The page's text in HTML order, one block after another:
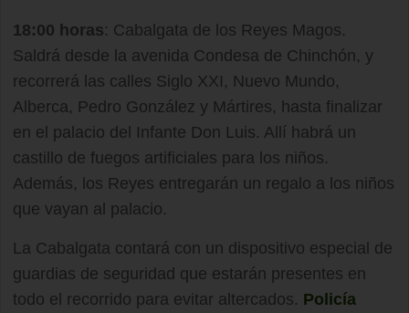
18:00 horas: Cabalgata de los Reyes Magos.
Saldrá desde la avenida Condesa de Chinchón, y
recorrerá las calles Siglo XXI, Nuevo Mundo,
Alberca, Pedro González y Mártires, hasta finalizar
en el palacio del Infante Don Luis. Allí habrá un
castillo de fuegos artificiales para los niños.
Además, los Reyes entregarán un regalo a los niños
que vayan al palacio.
La Cabalgata contará con un dispositivo especial de
guardias de seguridad que estarán presentes en
todo el recorrido para evitar altercados. Policía